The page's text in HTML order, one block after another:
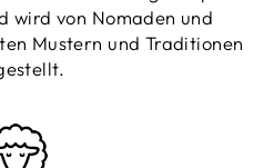
wird von Nomaden und
Mustern und Traditionen